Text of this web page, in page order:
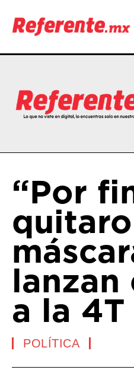
“Por
a la 4T
POLÍTICA